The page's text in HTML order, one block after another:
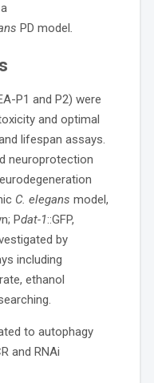
PD model.
P1 and P2) were
and optimal
lifespan assays.
neuroprotection
C. elegans model,
Pdat-1::GFP,
by
including
ethanol
to autophagy
and RNAi